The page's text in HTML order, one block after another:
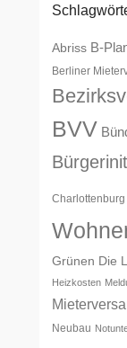
Abriss B-
Berliner
BVV
Grünen Die
Heizkosten
Neubau